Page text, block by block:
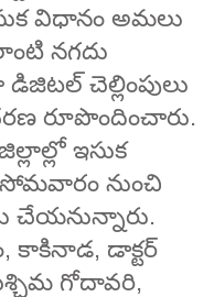
విధానం అమలు
నగదు
చెల్లింపులు
రూపొందించారు.
ఇసుక
సోమవారం నుంచి
చేయనున్నారు.
కాకినాడ, డాక్టర్‌
గోదావరి,